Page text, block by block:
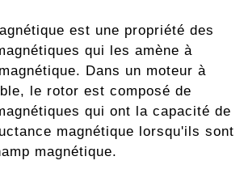
est une propriété des
qui les amène à
Dans un moteur à
le rotor est composé de
qui ont la capacité de
magnétique lorsqu'ils sont
magnétique.